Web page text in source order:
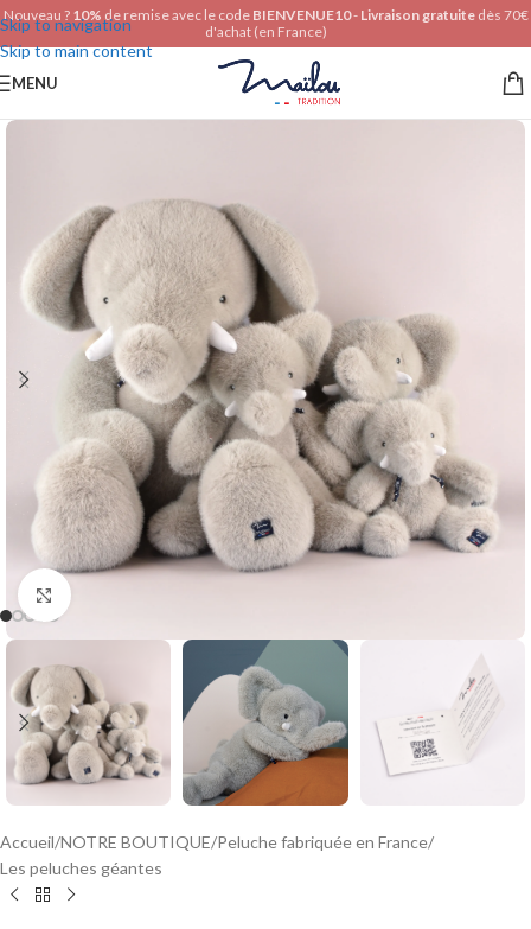
Skip to navigation
Skip to main content
Nouveau ? 10% de remise avec le code BIENVENUE10- Livraison gratuitedès 70€
d'achat (en France)
MENU
Agrandir
Accueil/NOTRE BOUTIQUE/Peluche fabriquée en France/
Les peluches géantes